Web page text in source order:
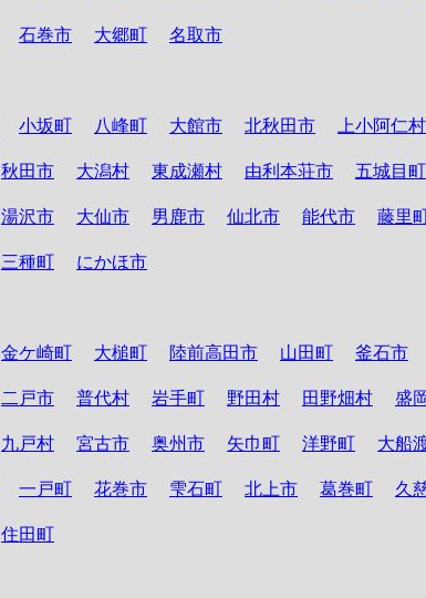
石巻市 大郷町 名取市
小坂町 八峰町 大館市 北秋田市 上小阿仁村
秋田市 大潟村 東成瀬村 由利本荘市 五城目町
湯沢市 大仙市 男鹿市 仙北市 能代市 藤里
三種町 にかほ市
金ケ崎町 大槌町 陸前高田市 山田町 釜石市
二戸市 普代村 岩手町 野田村 田野畑村 盛
九戸村 宮古市 奥州市 矢巾町 洋野町 大船
一戸町 花巻市 雫石町 北上市 葛巻町 久
住田町